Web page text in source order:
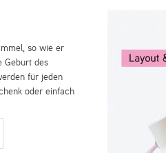
so wie er
Geburt des
für jeden
oder einfach